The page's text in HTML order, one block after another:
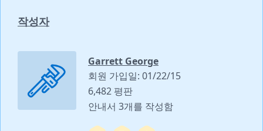
작성자
Garrett George
회원 가입일: 01/22/15
6,482 평판
안내서 3개를 작성함